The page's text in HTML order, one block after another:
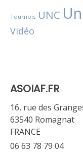
Tournois UNC
Vidéo
ASOIAF.FR
16, rue des
63540 Romagnat
FRANCE
06 63 78 79 04